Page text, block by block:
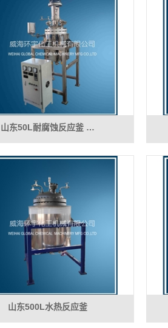
山东50L耐腐蚀反应釜 …
山东500L水热反应釜